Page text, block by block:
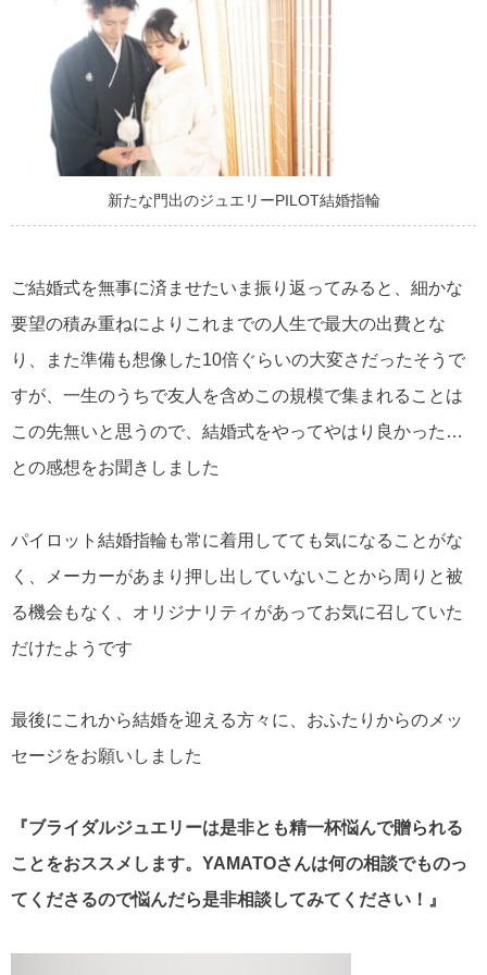
新たな門出のジュエリーPILOT結婚指輪
ご結婚式を無事に済ませたいま振り返ってみると、細かな
要望の積み重ねによりこれまでの人生で最大の出費とな
り、また準備も想像した10倍ぐらいの大変さだったそうで
すが、一生のうちで友人を含めこの規模で集まれることは
この先無いと思うので、結婚式をやってやはり良かった…
との感想をお聞きしました
パイロット結婚指輪も常に着用してても気になることがな
く、メーカーがあまり押し出していないことから周りと被
る機会もなく、オリジナリティがあってお気に召していた
だけたようです
最後にこれから結婚を迎える方々に、おふたりからのメッ
セージをお願いしました
『ブライダルジュエリーは是非とも精一杯悩んで贈られる
ことをおススメします。YAMATOさんは何の相談でものっ
てくださるので悩んだら是非相談してみてください！』